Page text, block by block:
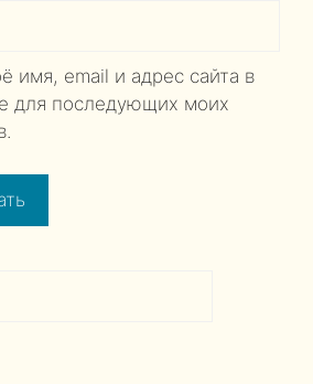
имя, email и адрес сайта в
для последующих моих